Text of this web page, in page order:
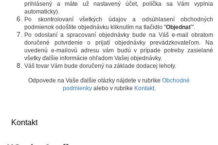
Kontakt
prihlásený a máte už nastavený účet, políčka sa Vám vyplnia
automaticky).
Po skontrolovaní všetkých údajov a odsúhlasení obchodných
podmienok odošlite objednávku kliknutím na tlačidlo "Objednať".
Po odoslaní a spracovaní objednávky bude na Váš e-mail obratom
doručené potvrdenie o prijatí objednávky prevádzkovateľom. Na
uvedenú e-mailovú adresu vám budú v prípade potreby zasielané
všetky ďalšie informácie ohľadom Vašej objednávky.
Váš tovar Vám bude doručený na základe dodacej lehoty.
Odpovede na Vaše ďalšie otázky nájdete v rubrike Obchodné
podmienkyalebo v rubrike Kontakt.